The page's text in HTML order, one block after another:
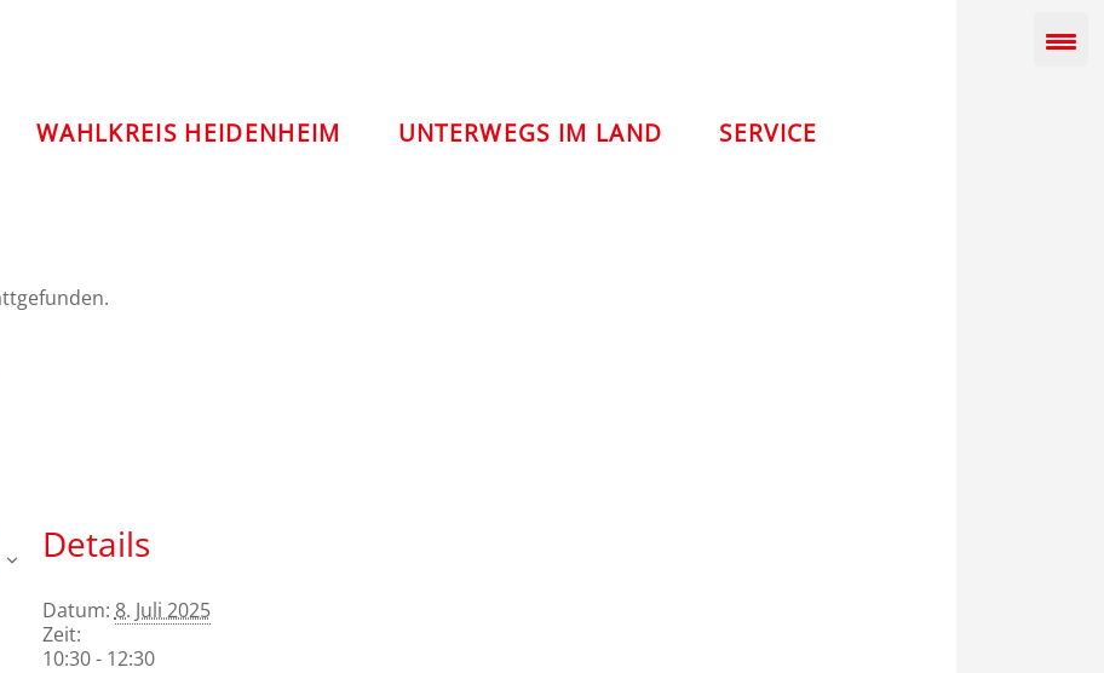
WAHLKREIS HEIDENHEIM UNTERWEGS IM LAND SERVICE
Details
Datum: 8. Juli 2025
Zeit:
10:30 - 12:30